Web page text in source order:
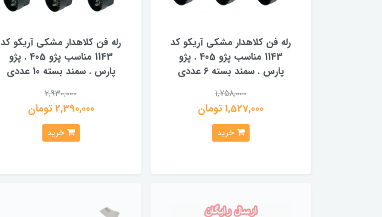
رله فن کلاهدار مشکی آریکو کد
1143 مناسب پژو 405 . پژو
پارس . سمند بسته 6 عددی
1,758,000
1,527,000 تومان
خرید
رله فن کلاهدار مشکی آریکو کد
1143 مناسب پژو 405 . پژو
پارس . سمند بسته 10 عددی
2,930,000
2,390,000 تومان
خرید